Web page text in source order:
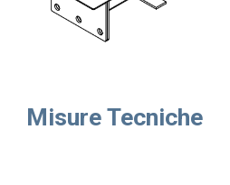
Misure Tecniche